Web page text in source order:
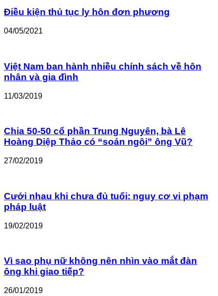
Điều kiện thủ tục ly hôn đơn phương
04/05/2021
Việt Nam ban hành nhiều chính sách về hôn
nhân và gia đình
11/03/2019
Chia 50-50 cổ phần Trung Nguyên, bà Lê
Hoàng Diệp Thảo có “soán ngôi” ông Vũ?
27/02/2019
Cưới nhau khi chưa đủ tuổi: nguy cơ vi phạm
pháp luật
19/02/2019
Vì sao phụ nữ không nên nhìn vào mắt đàn
ông khi giao tiếp?
26/01/2019